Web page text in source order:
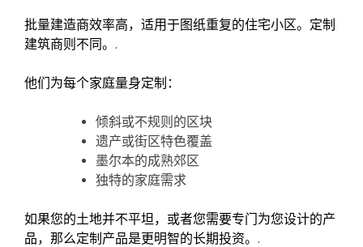
批量建造商效率高，适用于图纸重复的住宅小区。定制
建筑商则不同。.
他们为每个家庭量身定制：
倾斜或不规则的区块
遗产或街区特色覆盖
墨尔本的成熟郊区
独特的家庭需求
如果您的土地并不平坦，或者您需要专门为您设计的产
品，那么定制产品是更明智的长期投资。.